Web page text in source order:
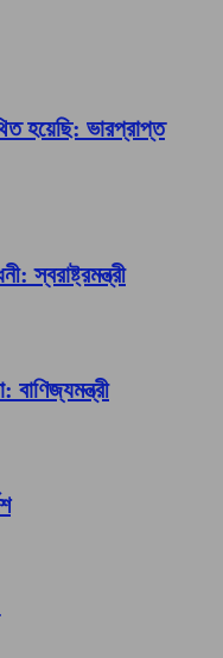
হয়েছি: ভারপ্রাপ্ত
স্বরাষ্ট্রমন্ত্রী